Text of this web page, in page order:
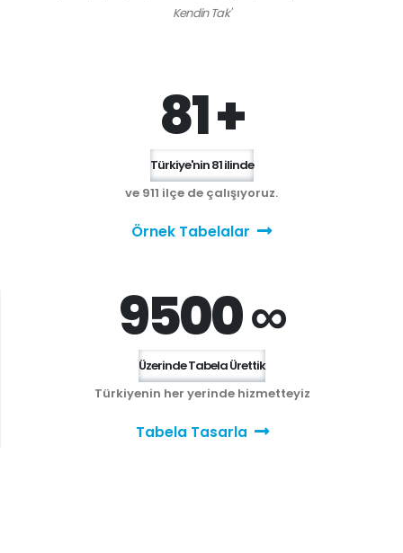
Kendin Tak'
81 +
Türkiye'nin 81 ilinde
ve 911 ilçe de çalışıyoruz.
Örnek Tabelalar
9500 ∞
Üzerinde Tabela Ürettik
Türkiyenin her yerinde hizmetteyiz
Tabela Tasarla